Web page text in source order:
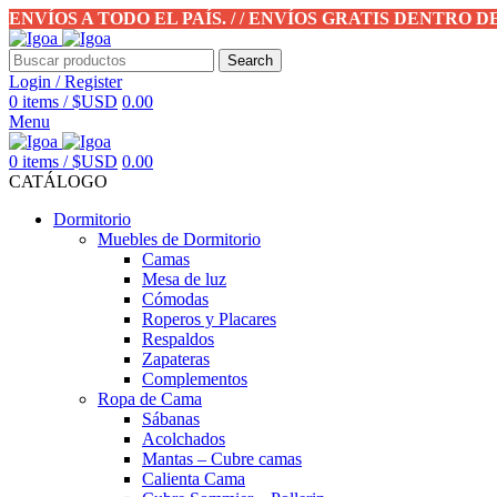
ENVÍOS A TODO EL PAÍS. / / ENVÍOS GRATIS DENTRO
Search
Login / Register
0 items / $USD 0.00
Menu
0 items / $USD 0.00
CATÁLOGO
Dormitorio
Muebles de Dormitorio
Camas
Mesa de luz
Cómodas
Roperos y Placares
Respaldos
Zapateras
Complementos
Ropa de Cama
Sábanas
Acolchados
Mantas – Cubre camas
Calienta Cama